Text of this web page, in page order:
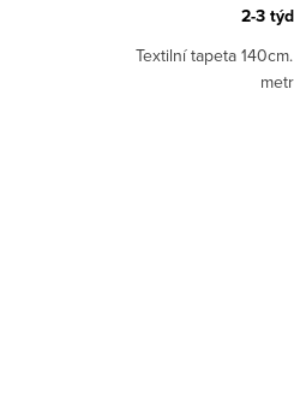
2-3
Textilní tapeta
metr